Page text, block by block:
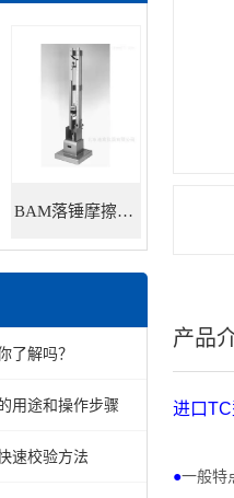
BAM落锤摩擦感度仪
了解吗？
用途和操作步骤
速校验方法
产品
进口TC
●一般特